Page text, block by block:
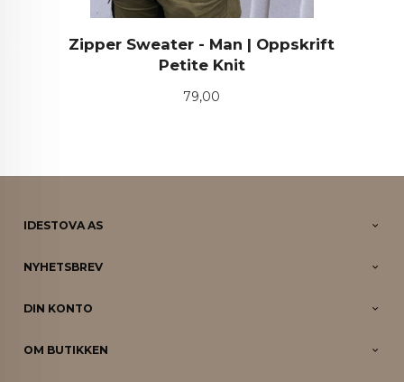
Zipper Sweater - Man | Oppskrift
Petite Knit
Pris
79,00
IDESTOVA AS
NYHETSBREV
DIN KONTO
OM BUTIKKEN